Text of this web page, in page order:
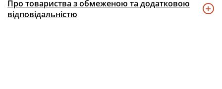
Про товариства з обмеженою та додатковою
відповідальністю